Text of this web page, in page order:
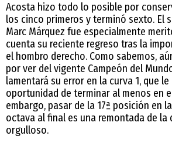
Acosta hizo todo lo posible por
los cinco primeros y terminó sexto. El
Marc Márquez fue especialmente
cuenta su reciente regreso tras la
el hombro derecho. Como sabemos,
por ver del vigente Campeón del
lamentará su error en la curva 1, que
oportunidad de terminar al menos en
embargo, pasar de la 17ª posición en
octava al final es una remontada de la
orgulloso.